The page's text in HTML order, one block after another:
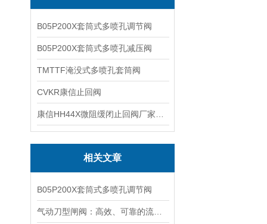
B05P200X套筒式多喷孔调节阀
B05P200X套筒式多喷孔减压阀
TMTTF淹没式多喷孔套筒阀
CVKR康信止回阀
相关文章
B05P200X套筒式多喷孔调节阀